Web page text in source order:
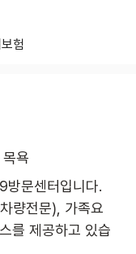
험
욕
방문센터입니다.
량전문), 가족요
를 제공하고 있습